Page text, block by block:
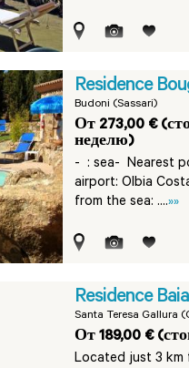
Residence
Budoni (Sassari)
От 273,00 €
неделю)
-: sea- Nearest
airport: Olbia
from the sea: ....»»
Residence
Santa Teresa Gallura
От 189,00 €
Located just 3 km